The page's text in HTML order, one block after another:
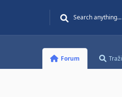
Forum Traži